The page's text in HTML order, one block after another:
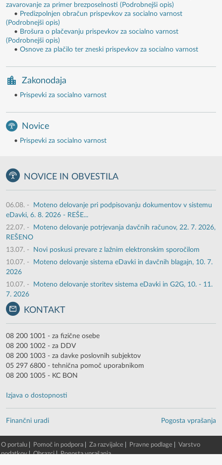
zavarovanje za primer brezposelnosti (Podrobnejši opis)
• Predizpolnjen obračun prispevkov za socialno varnost
(Podrobnejši opis)
• Brošura o plačevanju prispevkov za socialno varnost
(Podrobnejši opis)
• Osnove za plačilo ter zneski prispevkov za socialno varnost
Zakonodaja
• Prispevki za socialno varnost
Novice
• Prispevki za socialno varnost
NOVICE IN OBVESTILA
06.08. -
Moteno delovanje pri podpisovanju dokumentov v sistemu
eDavki, 6. 8. 2026 - REŠE...
22.07. -
Moteno delovanje potrjevanja davčnih računov, 22. 7. 2026,
REŠENO
13.07. -
Novi poskusi prevare z lažnim elektronskim sporočilom
10.07. -
Moteno delovanje sistema eDavki in davčnih blagajn, 10. 7.
2026
10.07. -
Moteno delovanje storitev sistema eDavki in G2G, 10. - 11.
7. 2026
KONTAKT
08 200 1001 - za fizične osebe
08 200 1002 - za DDV
08 200 1003 - za davke poslovnih subjektov
05 297 6800 - tehnična pomoč uporabnikom
08 200 1005 - KC BON
Izjava o dostopnosti
Finančni uradi Pogosta vprašanja
O portalu Pomoč in podpora Za razvijalce Pravne podlage
Varstvo
podatkov|Obrazci|Pogosta vprašanja